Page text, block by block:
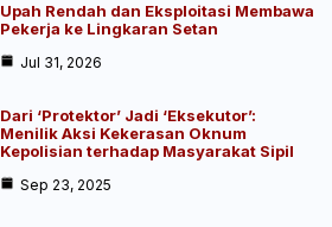
Upah Rendah dan Eksploitasi Membawa
Pekerja ke Lingkaran Setan
Jul 31, 2026
Dari ‘Protektor’ Jadi ‘Eksekutor’:
Menilik Aksi Kekerasan Oknum
Kepolisian terhadap Masyarakat Sipil
Sep 23, 2025